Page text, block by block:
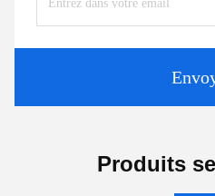
Produits